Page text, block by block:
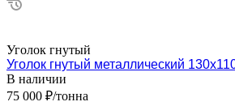
Уголок гнутый
Уголок гнутый металлический
В наличии
75 000 ₽/тонна